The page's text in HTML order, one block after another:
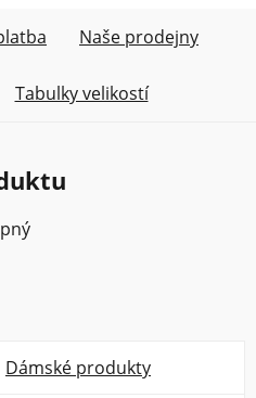
Naše prodejny
Tabulky velikostí
Dámské produkty